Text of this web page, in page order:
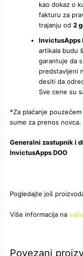
kao dokaz o
fakturu za
trajanju od2
InvictusApps
artikala budu
garantuje da
predstavljeni
desiti da
Sve cene su
*Za plaćanje
sume za prenos novca.
Generalni zastupnik i
InvictusApps DOO
Pogledajte još
Više informacija na
Povezani